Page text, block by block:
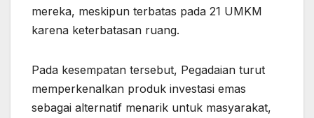
mereka, meskipun terbatas pada 21 UMKM
karena keterbatasan ruang.
Pada kesempatan tersebut, Pegadaian turut
memperkenalkan produk investasi emas
sebagai alternatif menarik untuk masyarakat,